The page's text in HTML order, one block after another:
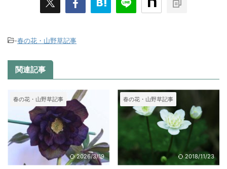
-春の花・山野草記事
関連記事
春の花・山野草記事
2026/3/19
春の花・山野草記事
2018/11/23